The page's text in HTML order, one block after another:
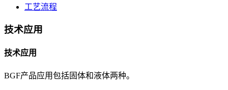
工艺流程
技术应用
技术应用
BGF产品应用包括固体和液体两种。